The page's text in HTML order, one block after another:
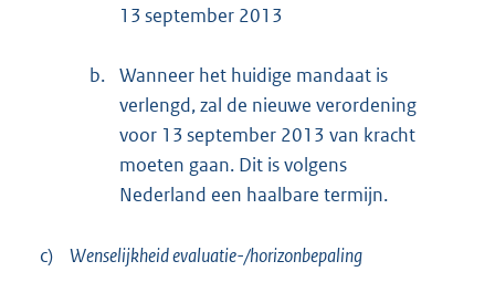
13 september 2013
b. Wanneer het huidige mandaat is
verlengd, zal de nieuwe verordening
voor 13 september 2013 van kracht
moeten gaan. Dit is volgens
Nederland een haalbare termijn.
c) Wenselijkheid evaluatie-/horizonbepaling